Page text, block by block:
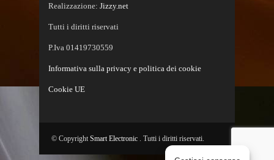
Realizzazione: Jizzy.net
Tutti i diritti riservati
P.Iva 01419730559
Informativa sulla privacy e politica dei cookie
Cookie UE
© Copyright Smart Electronic . Tutti i diritti riservati.